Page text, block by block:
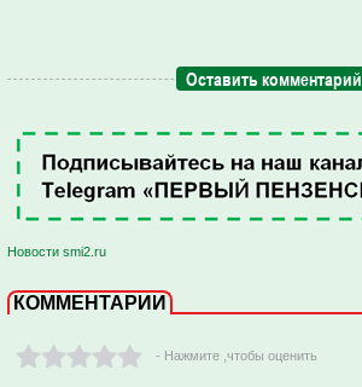
Оставить комментарий
Новости smi2.ru
КОММЕНТАРИИ
- Нажмите ,чтобы оценить